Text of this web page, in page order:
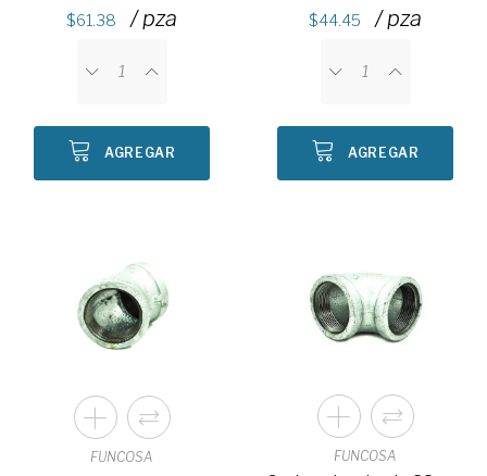
61.38 / pza
AGREGAR
44.45 / pza
AGREGAR
FUNCOSA FUNCOSA